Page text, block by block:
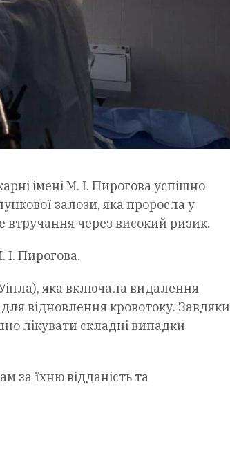
імені М. І. Пирогова успішно
залози, яка проросла у
втручання через високий ризик.
І. Пирогова.
яка включала видалення
відновлення кровотоку. Завдяки
лікувати складні випадки
за їхню відданість та